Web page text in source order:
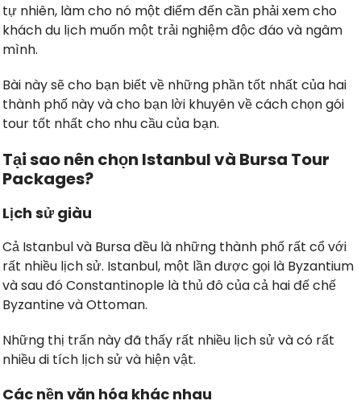
tự nhiên, làm cho nó một điểm đến cần phải xem cho
khách du lịch muốn một trải nghiệm độc đáo và ngâm
mình.
Bài này sẽ cho bạn biết về những phần tốt nhất của hai
thành phố này và cho bạn lời khuyên về cách chọn gói
tour tốt nhất cho nhu cầu của bạn.
Tại sao nên chọn Istanbul và Bursa Tour
Packages?
Lịch sử giàu
Cả Istanbul và Bursa đều là những thành phố rất cổ với
rất nhiều lịch sử. Istanbul, một lần được gọi là Byzantium
và sau đó Constantinople là thủ đô của cả hai đế chế
Byzantine và Ottoman.
Những thị trấn này đã thấy rất nhiều lịch sử và có rất
nhiều di tích lịch sử và hiện vật.
Các nền văn hóa khác nhau